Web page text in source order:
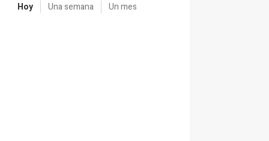
Hoy Una semana Un mes